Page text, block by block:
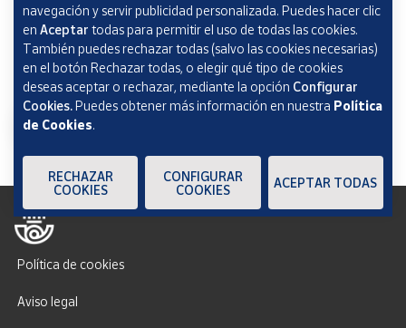
Correos Market
Política de cookies
Aviso legal
navegación y servir publicidad personalizada. Puedes hacer clic
en Aceptar todas para permitir el uso de todas las cookies.
También puedes rechazar todas (salvo las cookies necesarias)
en el botón Rechazar todas, o elegir qué tipo de cookies
deseas aceptar o rechazar, mediante la opción Configurar
Cookies.Puedes obtener más información en nuestra Política
de Cookies.
RECHAZAR
COOKIES
CONFIGURAR
COOKIES
ACEPTAR TODAS